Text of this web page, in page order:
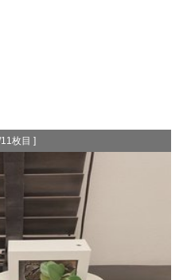
枚目 ]